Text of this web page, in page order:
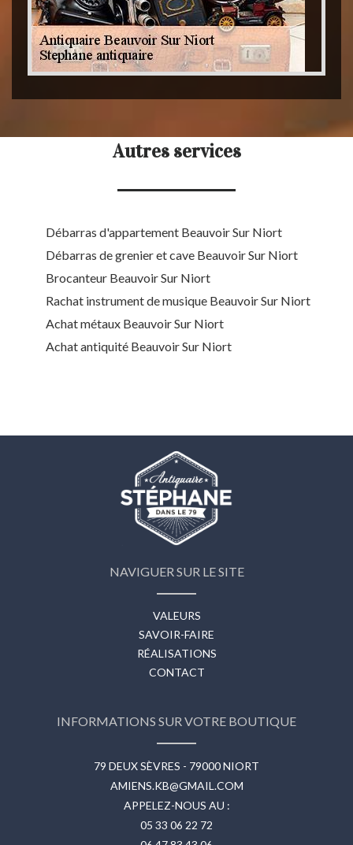
Autres services
Débarras d'appartement Beauvoir Sur Niort
Débarras de grenier et cave Beauvoir Sur Niort
Brocanteur Beauvoir Sur Niort
Rachat instrument de musique Beauvoir Sur Niort
Achat métaux Beauvoir Sur Niort
Achat antiquité Beauvoir Sur Niort
NAVIGUER SUR LE SITE
VALEURS
SAVOIR-FAIRE
RÉALISATIONS
CONTACT
INFORMATIONS SUR VOTRE BOUTIQUE
79 DEUX SÈVRES - 79000 NIORT
AMIENS.KB@GMAIL.COM
APPELEZ-NOUS AU :
05 33 06 22 72